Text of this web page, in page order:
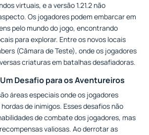
virtuais, e a versão 1.21.2 não
Os jogadores podem embarcar em
pelo mundo do jogo, encontrando
para explorar. Entre os novos locais
(Câmara de Teste), onde os jogadores
criaturas em batalhas desafiadoras.
Desafio para os Aventureiros
áreas especiais onde os jogadores
de inimigos. Esses desafios não
de combate dos jogadores, mas
valiosas. Ao derrotar as